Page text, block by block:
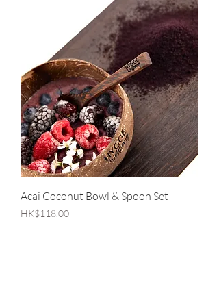
Acai Coconut Bowl & Spoon Set
價格
HK$118.00